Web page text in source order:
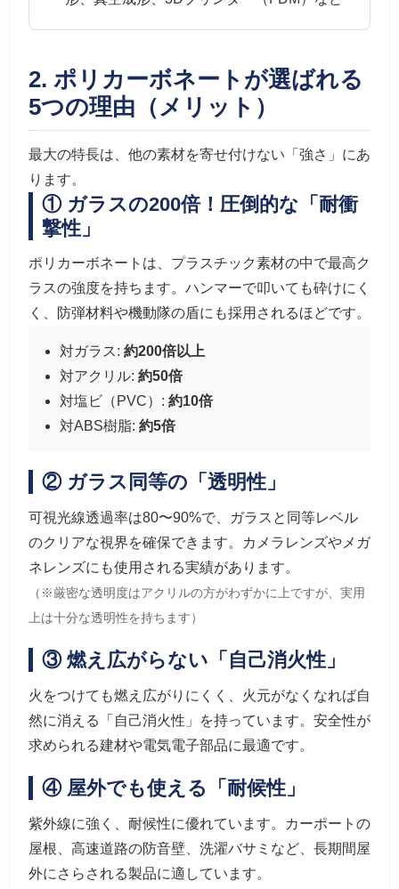
2. ポリカーボネートが選ばれる
5つの理由（メリット）
最大の特長は、他の素材を寄せ付けない「強さ」にあ
ります。
① ガラスの200倍！圧倒的な「耐衝
撃性」
ポリカーボネートは、プラスチック素材の中で最高ク
ラスの強度を持ちます。ハンマーで叩いても砕けにく
く、防弾材料や機動隊の盾にも採用されるほどです。
対ガラス: 約200倍以上
対アクリル: 約50倍
対塩ビ（PVC）: 約10倍
対ABS樹脂: 約5倍
② ガラス同等の「透明性」
可視光線透過率は80〜90%で、ガラスと同等レベル
のクリアな視界を確保できます。カメラレンズやメガ
ネレンズにも使用される実績があります。
（※厳密な透明度はアクリルの方がわずかに上ですが、実用
上は十分な透明性を持ちます）
③ 燃え広がらない「自己消火性」
火をつけても燃え広がりにくく、火元がなくなれば自
然に消える「自己消火性」を持っています。安全性が
求められる建材や電気電子部品に最適です。
④ 屋外でも使える「耐候性」
紫外線に強く、耐候性に優れています。カーポートの
屋根、高速道路の防音壁、洗濯バサミなど、長期間屋
外にさらされる製品に適しています。